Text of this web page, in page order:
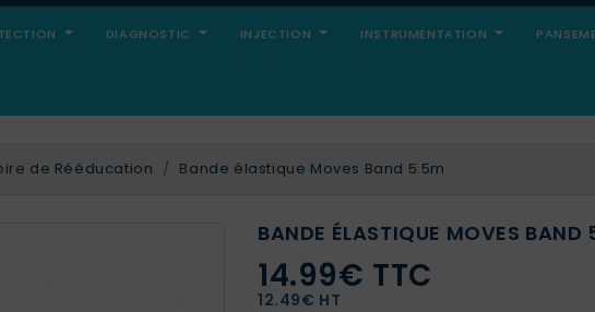
DIAGNOSTIC INJECTION INSTRUMENTATION
de Rééducation Bande élastique Moves Band 5.5m
BANDE ÉLASTIQUE MOVES BAND
14.99€ TTC
12.49€ HT